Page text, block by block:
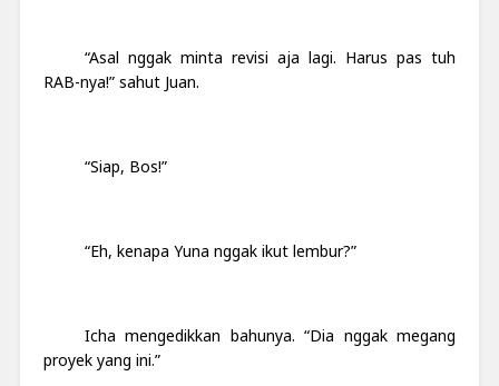
“Asal nggak minta revisi aja lagi. Harus pas tuh
RAB-nya!” sahut Juan.
“Siap, Bos!”
“Eh, kenapa Yuna nggak ikut lembur?”
Icha mengedikkan bahunya. “Dia nggak megang
proyek yang ini.”